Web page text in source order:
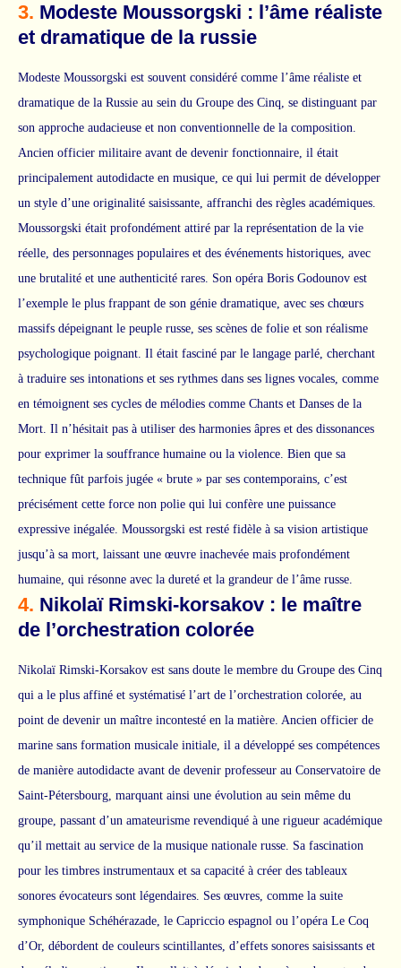
3. Modeste Moussorgski : l’âme réaliste
et dramatique de la russie
Modeste Moussorgski est souvent considéré comme l’âme réaliste et
dramatique de la Russie au sein du Groupe des Cinq, se distinguant par
son approche audacieuse et non conventionnelle de la composition.
Ancien officier militaire avant de devenir fonctionnaire, il était
principalement autodidacte en musique, ce qui lui permit de développer
un style d’une originalité saisissante, affranchi des règles académiques.
Moussorgski était profondément attiré par la représentation de la vie
réelle, des personnages populaires et des événements historiques, avec
une brutalité et une authenticité rares. Son opéra Boris Godounov est
l’exemple le plus frappant de son génie dramatique, avec ses chœurs
massifs dépeignant le peuple russe, ses scènes de folie et son réalisme
psychologique poignant. Il était fasciné par le langage parlé, cherchant
à traduire ses intonations et ses rythmes dans ses lignes vocales, comme
en témoignent ses cycles de mélodies comme Chants et Danses de la
Mort. Il n’hésitait pas à utiliser des harmonies âpres et des dissonances
pour exprimer la souffrance humaine ou la violence. Bien que sa
technique fût parfois jugée « brute » par ses contemporains, c’est
précisément cette force non polie qui lui confère une puissance
expressive inégalée. Moussorgski est resté fidèle à sa vision artistique
jusqu’à sa mort, laissant une œuvre inachevée mais profondément
humaine, qui résonne avec la dureté et la grandeur de l’âme russe.
4. Nikolaï Rimski-korsakov : le maître
de l’orchestration colorée
Nikolaï Rimski-Korsakov est sans doute le membre du Groupe des Cinq
qui a le plus affiné et systématisé l’art de l’orchestration colorée, au
point de devenir un maître incontesté en la matière. Ancien officier de
marine sans formation musicale initiale, il a développé ses compétences
de manière autodidacte avant de devenir professeur au Conservatoire de
Saint-Pétersbourg, marquant ainsi une évolution au sein même du
groupe, passant d’un amateurisme revendiqué à une rigueur académique
qu’il mettait au service de la musique nationale russe. Sa fascination
pour les timbres instrumentaux et sa capacité à créer des tableaux
sonores évocateurs sont légendaires. Ses œuvres, comme la suite
symphonique Schéhérazade, le Capriccio espagnol ou l’opéra Le Coq
d’Or, débordent de couleurs scintillantes, d’effets sonores saisissants et